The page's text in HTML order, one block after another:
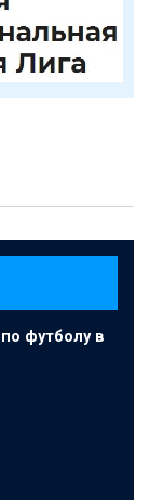
футболу в